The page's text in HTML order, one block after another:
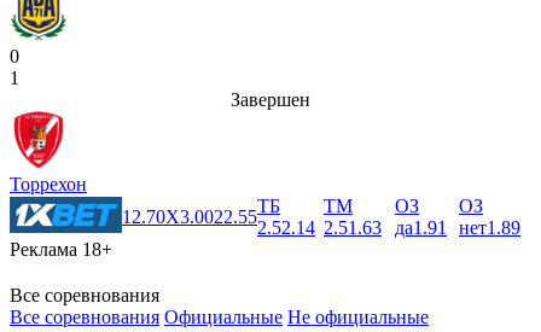
0
1
Завершен
Торрехон
1 2.70X3.0022.55
ТБ
2.52.14
ТМ
2.51.63
ОЗ
да1.91
ОЗ
нет1.89
Реклама 18+
Все соревнования
Все соревнования Официальные Не официальные